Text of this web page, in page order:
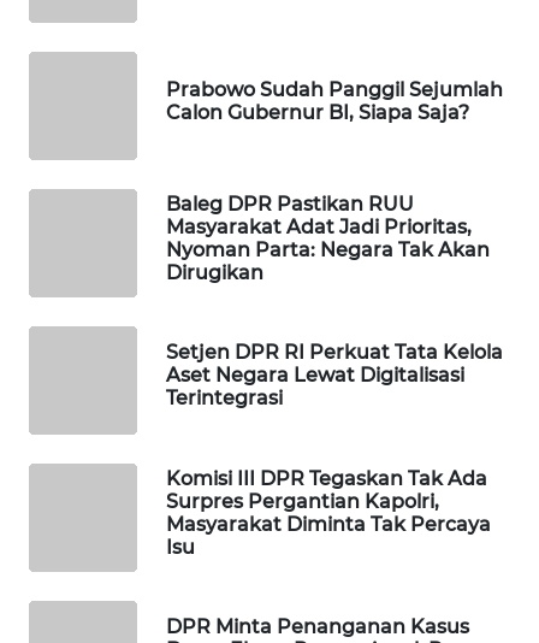
Prabowo Sudah Panggil Sejumlah
Calon Gubernur BI, Siapa Saja?
Baleg DPR Pastikan RUU
Masyarakat Adat Jadi Prioritas,
Nyoman Parta: Negara Tak Akan
Dirugikan
Setjen DPR RI Perkuat Tata Kelola
Aset Negara Lewat Digitalisasi
Terintegrasi
Komisi III DPR Tegaskan Tak Ada
Surpres Pergantian Kapolri,
Masyarakat Diminta Tak Percaya
Isu
DPR Minta Penanganan Kasus
Wahana
LISTRIK